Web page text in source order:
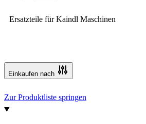
Einkaufen nach
Zur Produktliste springen
Ersatzteile für Kaindl Maschinen